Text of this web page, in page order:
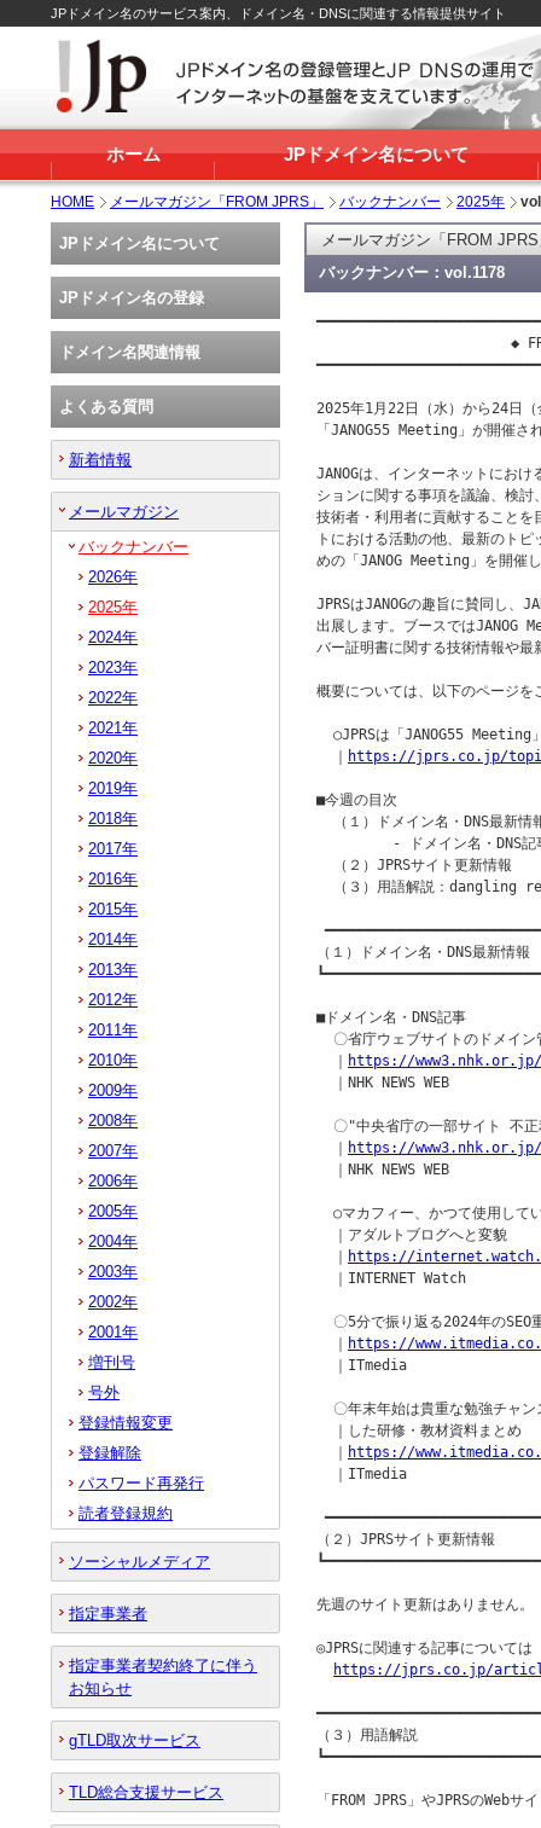
JPドメイン名のサービス案内、ドメイン名・DNSに関連する情報提供サイト
ホーム JPドメイン名について
HOME メールマガジン「FROM JPRS」 バックナンバー 2025年
メールマガジン「FROM
バックナンバー：vol.1178
◆
2025年1月22日（水）から24日
「JANOG55 Meeting」が開催さ
JANOGは、インターネットにお
ションに関する事項を議論、検
技術者・利用者に貢献すること
トにおける活動の他、最新のト
めの「JANOG Meeting」を開催
JPRSはJANOGの趣旨に賛同し、
出展します。ブースではJANOG
バー証明書に関する技術情報や最
概要については、以下のページを
○JPRSは「JANOG55 Meeting
https://jprs.co.jp/
■今週の目次
（１）ドメイン名・DNS最新情
- ドメイン名・DNS記
  （２）JPRSサイト更新情報
（３）用語解説：dangling
（１）ドメイン名・DNS最新情報
■ドメイン名・DNS記事
〇省庁ウェブサイトのドメイ
https://www3.nhk.or.jp/
  ｜NHK NEWS WEB
〇"中央省庁の一部サイト 不
https://www3.nhk.or.jp/
  ｜NHK NEWS WEB
○マカフィー、かつて使用して
  ｜アダルトブログへと変貌
https://
  ｜INTERNET Watch
〇5分で振り返る2024年のSEO
https://
  ｜ITmedia
〇年末年始は貴重な勉強チャ
  ｜した研修・教材資料まとめ
https://
  ｜ITmedia
（２）JPRSサイト更新情報
先週のサイト更新はありません。
◎JPRSに関連する記事について
https://jprs.co.jp/
（３）用語解説
「FROM JPRS」やJPRSのWeb
JPドメイン名について
JPドメイン名の登録
ドメイン名関連情報
よくある質問
新着情報
メールマガジン
バックナンバー
2026年
2025年
2024年
2023年
2022年
2021年
2020年
2019年
2018年
2017年
2016年
2015年
2014年
2013年
2012年
2011年
2010年
2009年
2008年
2007年
2006年
2005年
2004年
2003年
2002年
2001年
増刊号
号外
登録情報変更
登録解除
パスワード再発行
読者登録規約
ソーシャルメディア
指定事業者
指定事業者契約終了に伴う
お知らせ
gTLD取次サービス
TLD総合支援サービス